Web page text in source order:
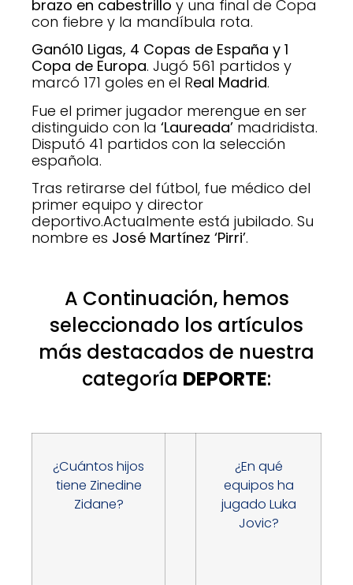
brazo en cabestrillo y una final de Copa
con fiebre y la mandíbula rota.
Ganó10 Ligas, 4 Copas de España y 1
Copa de Europa. Jugó 561 partidos y
marcó 171 goles en el Real Madrid.
Fue el primer jugador merengue en ser
distinguido con la ‘Laureada’ madridista.
Disputó 41 partidos con la selección
española.
Tras retirarse del fútbol, fue médico del
primer equipo y director
deportivo.Actualmente está jubilado. Su
nombre es José Martínez ‘Pirri’.
A Continuación, hemos
seleccionado los artículos
más destacados de nuestra
categoría DEPORTE:
¿Cuántos hijos
tiene Zinedine
Zidane?
¿En qué
equipos ha
jugado Luka
Jovic?